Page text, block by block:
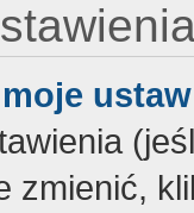
zmienić,